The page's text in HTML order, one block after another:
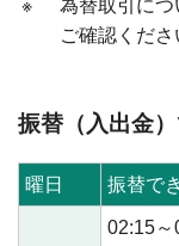
※
為替取引につ
ご確認くださ
振替（入出金
曜日 振替で
02:15～